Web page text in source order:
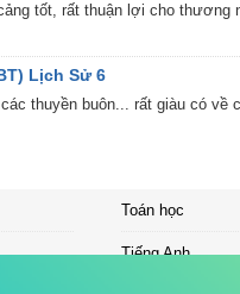
tốt, rất thuận lợi cho thương
Lịch Sử 6
thuyền buôn... rất giàu có về
Toán học
Tiếng Anh